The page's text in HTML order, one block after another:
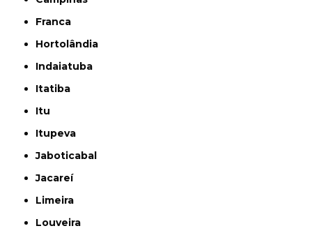
Franca
Hortolândia
Indaiatuba
Itatiba
Itu
Itupeva
Jaboticabal
Jacareí
Limeira
Louveira